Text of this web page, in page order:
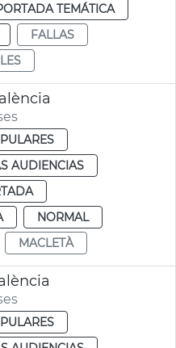
TEMÁTICA
FALLAS
AUDIENCIAS
NORMAL
MACLETÀ